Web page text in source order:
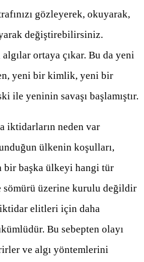
gözleyerek, okuyarak,
değiştirebilirsiniz.
ortaya çıkar. Bu da yeni
yeni bir kimlik, yeni bir
ile yeninin savaşı başlamıştır.
iktidarların neden var
ülkenin koşulları,
bir başka ülkeyi hangi tür
sömürü üzerine kurulu değildir
iktidar elitleri için daha
Bu sebepten olayı
ve algı yöntemlerini